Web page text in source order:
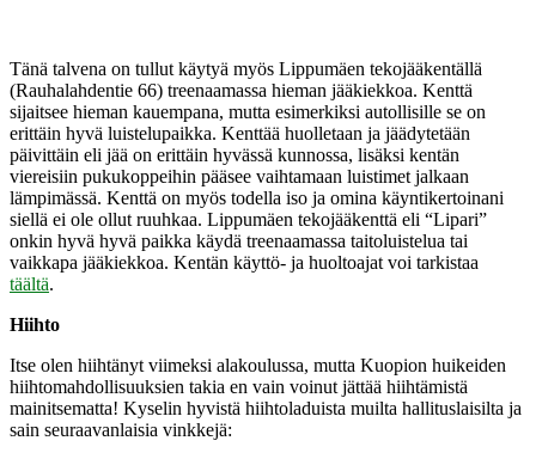
Tänä talvena on tullut käytyä myös Lippumäen tekojääkentällä
(Rauhalahdentie 66) treenaamassa hieman jääkiekkoa. Kenttä
sijaitsee hieman kauempana, mutta esimerkiksi autollisille se on
erittäin hyvä luistelupaikka. Kenttää huolletaan ja jäädytetään
päivittäin eli jää on erittäin hyvässä kunnossa, lisäksi kentän
viereisiin pukukoppeihin pääsee vaihtamaan luistimet jalkaan
lämpimässä. Kenttä on myös todella iso ja omina käyntikertoinani
siellä ei ole ollut ruuhkaa. Lippumäen tekojääkenttä eli “Lipari”
onkin hyvä hyvä paikka käydä treenaamassa taitoluistelua tai
vaikkapa jääkiekkoa. Kentän käyttö- ja huoltoajat voi tarkistaa
täältä.
Hiihto
Itse olen hiihtänyt viimeksi alakoulussa, mutta Kuopion huikeiden
hiihtomahdollisuuksien takia en vain voinut jättää hiihtämistä
mainitsematta! Kyselin hyvistä hiihtoladuista muilta hallituslaisilta ja
sain seuraavanlaisia vinkkejä: